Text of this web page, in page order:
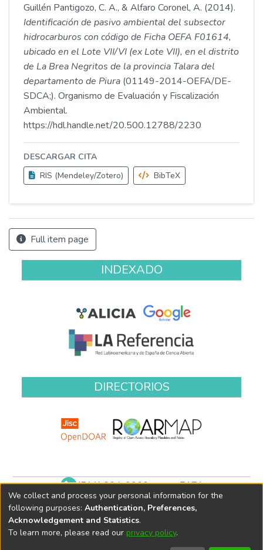
Guillén Pantigozo, C. A., & Alfaro Coronel, A. (2014).
Identificación de pasivo ambiental del subsector
hidrocarburos con código de Ficha OEFA F01614,
ubicado en el Lote VII/VI (ex Lote VII), en el distrito
de La Brea Negritos de la provincia Talara del
departamento de Piura (01149-2014-OEFA/DE-
SDCA;). Organismo de Evaluación y Fiscalización
Ambiental.
https://hdl.handle.net/20.500.12788/2230
DESCARGAR CITA
RIS (Mendeley/Zotero)
BibTeX
Full item page
INDEXADO
DIRECTORIOS
(511) 204-9900 anexo 7171
biblioteca@oefa.gob.pe
We collect and process your personal information for the
following purposes: Authentication, Preferences,
Acknowledgement and Statistics.
To learn more, please read our privacy policy.